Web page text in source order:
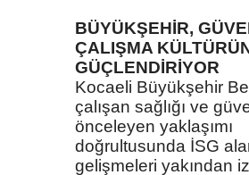
BÜYÜKŞEHİR,
ÇALIŞMA
GÜÇLENDİRİYOR
Kocaeli Büyükşehir
çalışan sağlığı ve
önceleyen yaklaşımı
doğrultusunda İSG
gelişmeleri yakından